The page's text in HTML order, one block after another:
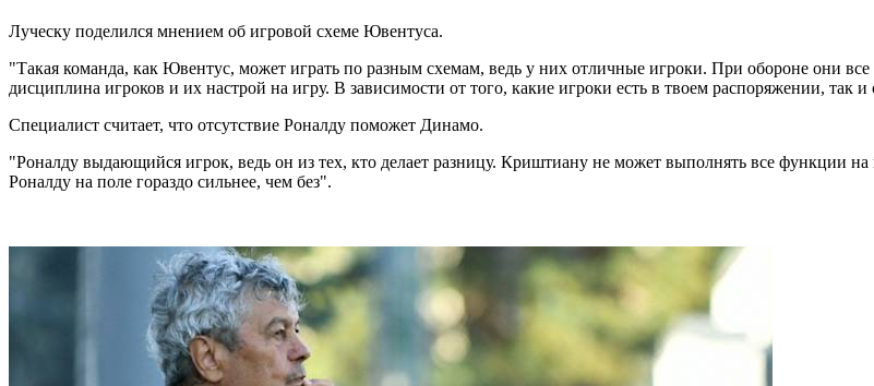
Луческу поделился мнением об игровой схеме Ювентуса.
"Такая команда, как Ювентус, может играть по разным схемам, ведь у них отличные игроки. При обороне они
дисциплина игроков и их настрой на игру. В зависимости от того, какие игроки есть в твоем распоряжении, так
Специалист считает, что отсутствие Роналду поможет Динамо.
"Роналду выдающийся игрок, ведь он из тех, кто делает разницу. Криштиану не может выполнять все функции
Роналду на поле гораздо сильнее, чем без".